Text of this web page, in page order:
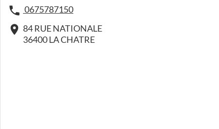
0675787150
84 RUE NATIONALE
36400 LA CHATRE